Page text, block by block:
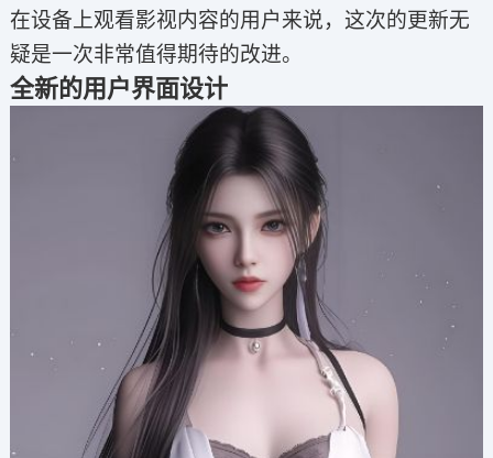
在设备上观看影视内容的用户来说，这次的更新无
疑是一次非常值得期待的改进。
全新的用户界面设计